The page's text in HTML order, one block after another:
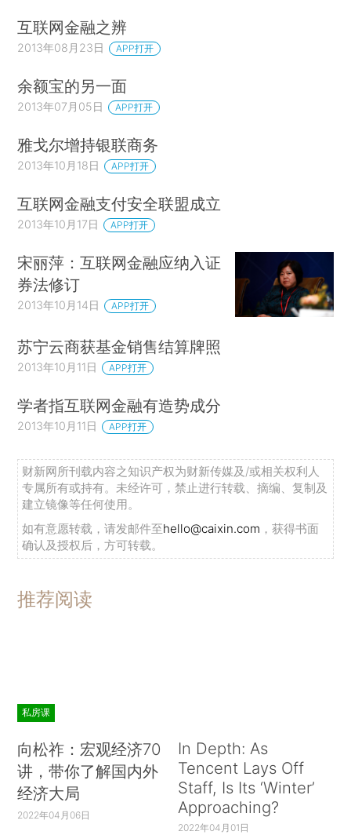
互联网金融之辨
2013年08月23日 APP打开
余额宝的另一面
2013年07月05日 APP打开
雅戈尔增持银联商务
2013年10月18日 APP打开
互联网金融支付安全联盟成立
2013年10月17日 APP打开
宋丽萍：互联网金融应纳入证
券法修订
2013年10月14日 APP打开
苏宁云商获基金销售结算牌照
2013年10月11日 APP打开
学者指互联网金融有造势成分
2013年10月11日 APP打开
财新网所刊载内容之知识产权为财新传媒及/或相关权利人
专属所有或持有。未经许可，禁止进行转载、摘编、复制及
建立镜像等任何使用。
如有意愿转载，请发邮件至hello@caixin.com ，获得书面
确认及授权后，方可转载。
推荐阅读
私房课
向松祚：宏观经济70
讲，带你了解国内外
经济大局
2022年04月06日
In Depth: As
Tencent Lays Off
Staff, Is Its ‘Winter’
Approaching?
2022年04月01日